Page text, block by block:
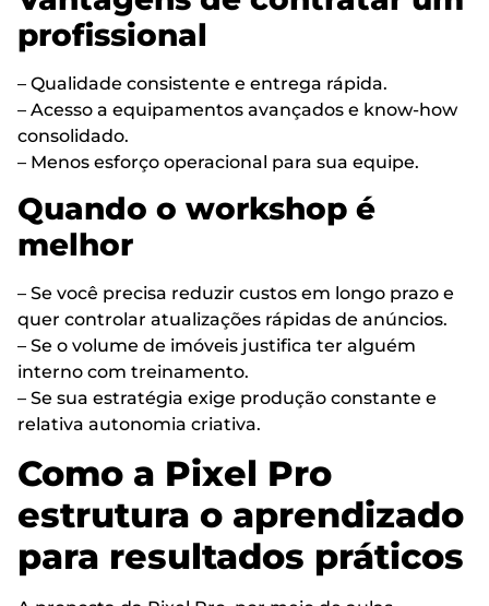
profissional
– Qualidade consistente e entrega rápida.
– Acesso a equipamentos avançados e know-how
consolidado.
– Menos esforço operacional para sua equipe.
Quando o workshop é
melhor
– Se você precisa reduzir custos em longo prazo e
quer controlar atualizações rápidas de anúncios.
– Se o volume de imóveis justifica ter alguém
interno com treinamento.
– Se sua estratégia exige produção constante e
relativa autonomia criativa.
Como a Pixel Pro
estrutura o aprendizado
para resultados práticos